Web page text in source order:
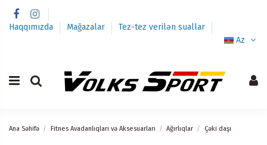
Haqqımızda Mağazalar
Tez-tez verilən suallar
Az
Ana Səhifə Fitnes Avadanlıqları və Aksesuarları Ağırlıqlar Çəki daşı